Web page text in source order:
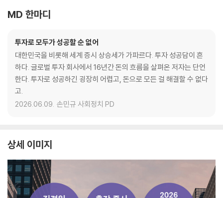
MD 한마디
투자로 모두가 성공할 순 없어
대한민국을 비롯해 세계 증시 상승세가 가파르다. 투자 성공담이 흔
하다. 글로벌 투자 회사에서 16년간 돈의 흐름을 살펴온 저자는 단언
한다. 투자로 성공하긴 굉장히 어렵고, 돈으로 모든 걸 해결할 수 없다
고.
2026.06.09. 손민규 사회정치 PD
상세 이미지